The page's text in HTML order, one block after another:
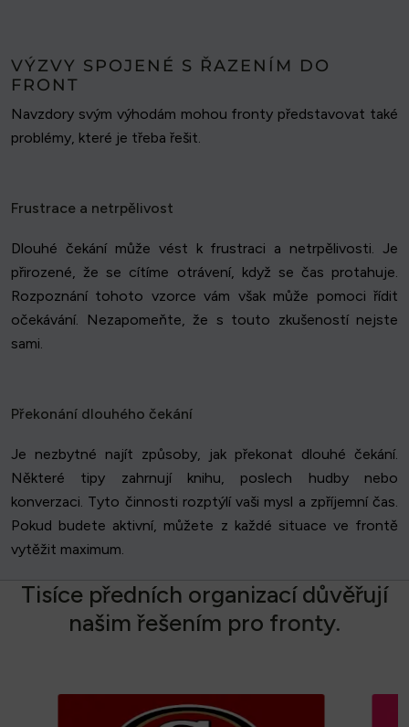
VÝZVY SPOJENÉ S ŘAZENÍM DO
FRONT
Navzdory svým výhodám mohou fronty představovat také
problémy, které je třeba řešit.
Frustrace a netrpělivost
Dlouhé čekání může vést k frustraci a netrpělivosti. Je
přirozené, že se cítíme otrávení, když se čas protahuje.
Rozpoznání tohoto vzorce vám však může pomoci řídit
očekávání. Nezapomeňte, že s touto zkušeností nejste
sami.
Překonání dlouhého čekání
Je nezbytné najít způsoby, jak překonat dlouhé čekání.
Některé tipy zahrnují knihu, poslech hudby nebo
konverzaci. Tyto činnosti rozptýlí vaši mysl a zpříjemní čas.
Pokud budete aktivní, můžete z každé situace ve frontě
vytěžit maximum.
Tisíce předních organizací důvěřují
našim řešením pro fronty.